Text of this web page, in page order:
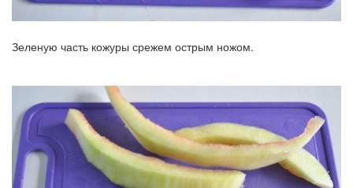
Зеленую часть кожуры срежем острым ножом.